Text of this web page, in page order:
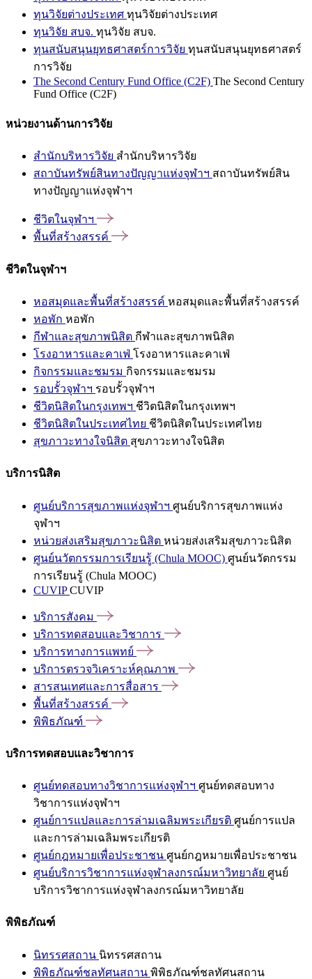
ทุนวิจัยต่างประเทศ ทุนวิจัยต่างประเทศ
ทุนวิจัย สบจ. ทุนวิจัย สบจ.
ทุนสนับสนุนยุทธศาสตร์การวิจัย ทุนสนับสนุนยุทธศาสตร์
การวิจัย
The Second Century Fund Office (C2F) The Second Century
Fund Office (C2F)
หน่วยงานด้านการวิจัย
สำนักบริหารวิจัย สำนักบริหารวิจัย
สถาบันทรัพย์สินทางปัญญาแห่งจุฬาฯ สถาบันทรัพย์สิน
ทางปัญญาแห่งจุฬาฯ
ชีวิตในจุฬาฯ
พื้นที่สร้างสรรค์
ชีวิตในจุฬาฯ
หอสมุดและพื้นที่สร้างสรรค์ หอสมุดและพื้นที่สร้างสรรค์
หอพัก หอพัก
กีฬาและสุขภาพนิสิต กีฬาและสุขภาพนิสิต
โรงอาหารและคาเฟ่ โรงอาหารและคาเฟ่
กิจกรรมและชมรม กิจกรรมและชมรม
รอบรั้วจุฬาฯ รอบรั้วจุฬาฯ
ชีวิตนิสิตในกรุงเทพฯ ชีวิตนิสิตในกรุงเทพฯ
ชีวิตนิสิตในประเทศไทย ชีวิตนิสิตในประเทศไทย
สุขภาวะทางใจนิสิต สุขภาวะทางใจนิสิต
บริการนิสิต
ศูนย์บริการสุขภาพแห่งจุฬาฯ ศูนย์บริการสุขภาพแห่ง
จุฬาฯ
หน่วยส่งเสริมสุขภาวะนิสิต หน่วยส่งเสริมสุขภาวะนิสิต
ศูนย์นวัตกรรมการเรียนรู้ (Chula MOOC) ศูนย์นวัตกรรม
การเรียนรู้ (Chula MOOC)
CUVIPCUVIP
บริการสังคม
บริการทดสอบและวิชาการ
บริการทางการแพทย์
บริการตรวจวิเคราะห์คุณภาพ
สารสนเทศและการสื่อสาร
พื้นที่สร้างสรรค์
พิพิธภัณฑ์
บริการทดสอบและวิชาการ
ศูนย์ทดสอบทางวิชาการแห่งจุฬาฯ ศูนย์ทดสอบทาง
วิชาการแห่งจุฬาฯ
ศูนย์การแปลและการล่ามเฉลิมพระเกียรติ ศูนย์การแปล
และการล่ามเฉลิมพระเกียรติ
ศูนย์กฎหมายเพื่อประชาชน ศูนย์กฎหมายเพื่อประชาชน
ศูนย์บริการวิชาการแห่งจุฬาลงกรณ์มหาวิทยาลัย ศูนย์
บริการวิชาการแห่งจุฬาลงกรณ์มหาวิทยาลัย
พิพิธภัณฑ์
นิทรรศสถาน นิทรรศสถาน
พิพิธภัณฑ์ชลทัศนสถาน พิพิธภัณฑ์ชลทัศนสถาน